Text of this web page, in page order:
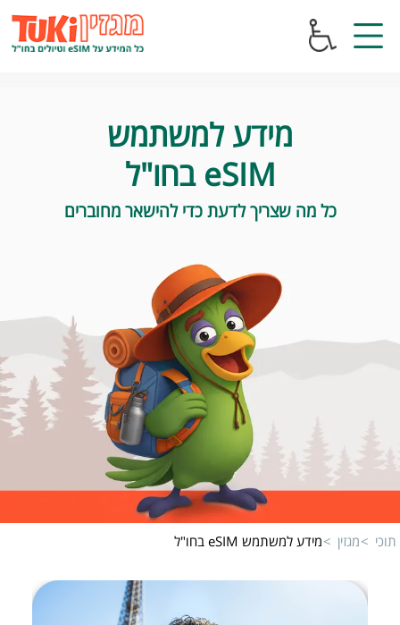
מקלדת
ותמיכה
לאיזור
התפריט
לאיזור
המרכזי
לפוטר
מידע למשתמש
eSIM בחו"ל
כל מה שצריך לדעת כדי להישאר מחוברים
תוכי מגזין מידע למשתמש eSIM בחו"ל